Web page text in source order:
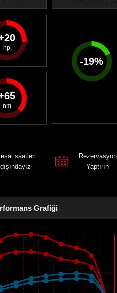
20
65
-19%
saatleri
dışındayız
Rezervasyon
Yaptırın
Grafiği